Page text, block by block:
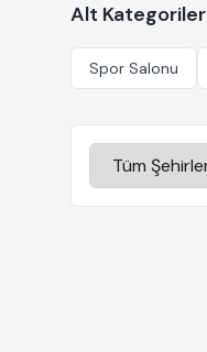
Alt Kategoriler
Spor Salonu